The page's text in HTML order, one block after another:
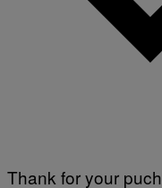
Thank for your